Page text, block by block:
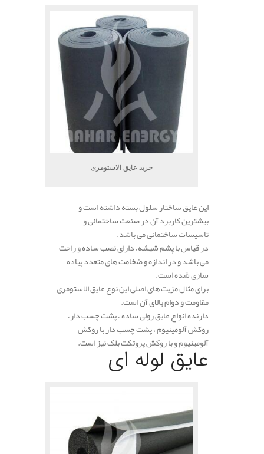
خرید عایق الاستومری
این عایق ساختار سلول بسته داشته است و
بیشترین کاربرد آن در صنعت ساختمانی و
تاسیسات ساختمانی می باشد.
در قیاس با پشم شیشه، دارای نصب ساده و راحت
می باشد و در اندازه و ضخامت های متعدد پباده
سازی شد‌ه‌ است.
برای مثال مزیت های اصلی این نوع عایق الاستومری
مقاومت و دوام بالای آن است.
دارنده انواع عایق رولی ساده ، پشت چسب دار،
روکش آلومینیوم ، پشت چسب دار با روکش
آلومینیوم و با روکش پروتکت بلک نیز است.
عایق لوله ای